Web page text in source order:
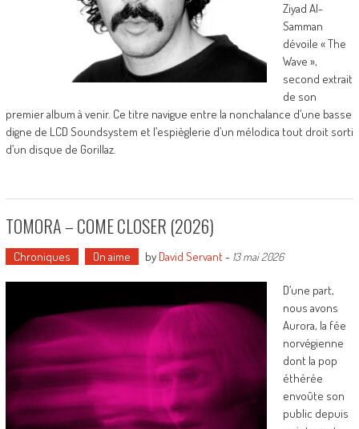
Ziyad Al-
Samman
dévoile « The
Wave »,
second extrait
de son
premier album à venir. Ce titre navigue entre la nonchalance d’une basse
digne de LCD Soundsystem et l’espièglerie d’un mélodica tout droit sorti
d’un disque de Gorillaz.
TOMORA – COME CLOSER (2026)
Chroniques On aime by David Servant- 13 mai 2026
D’une part,
nous avons
Aurora, la fée
norvégienne
dont la pop
éthérée
envoûte son
public depuis